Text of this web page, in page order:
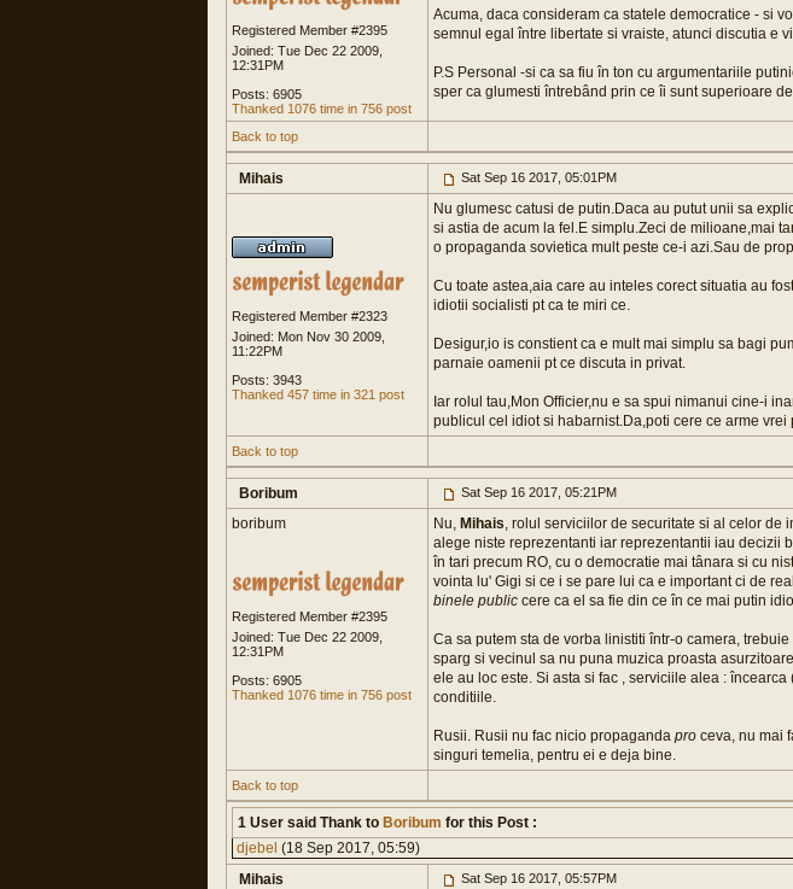
Registered Member #2395
Joined: Tue Dec 22 2009,
12:31PM
Posts: 6905
Thanked 1076 time in 756 post
Acuma, daca consideram ca statele democratice - si
semnul egal între libertate si vraiste, atunci discutia e
P.S Personal -si ca sa fiu în ton cu argumentariile
sper ca glumesti întrebând prin ce îi sunt superioare
Back to top
Mihais Sat Sep 16 2017, 05:01PM
Registered Member #2323
Joined: Mon Nov 30 2009,
11:22PM
Posts: 3943
Thanked 457 time in 321 post
Nu glumesc catusi de putin.Daca au putut unii sa
si astia de acum la fel.E simplu.Zeci de milioane,mai
o propaganda sovietica mult peste ce-i azi.Sau de
Cu toate astea,aia care au inteles corect situatia au
idiotii socialisti pt ca te miri ce.
Desigur,io is constient ca e mult mai simplu sa bagi
parnaie oamenii pt ce discuta in privat.
Iar rolul tau,Mon Officier,nu e sa spui nimanui cine-i
publicul cel idiot si habarnist.Da,poti cere ce arme
Back to top
Boribum Sat Sep 16 2017, 05:21PM
boribum
Registered Member #2395
Joined: Tue Dec 22 2009,
12:31PM
Posts: 6905
Thanked 1076 time in 756 post
Nu, Mihais, rolul serviciilor de securitate si al celor de
alege niste reprezentanti iar reprezentantii iau decizii
în tari precum RO, cu o democratie mai tânara si cu
vointa lu' Gigi si ce i se pare lui ca e important ci de
binele public cere ca el sa fie din ce în ce mai putin
Ca sa putem sta de vorba linistiti într-o camera,
sparg si vecinul sa nu puna muzica proasta
ele au loc este. Si asta si fac , serviciile alea :
conditiile.
Rusii. Rusii nu fac nicio propaganda pro ceva, nu mai
singuri temelia, pentru ei e deja bine.
Back to top
1 User said Thank to Boribum for this Post :
djebel (18 Sep 2017, 05:59)
Mihais
Sat Sep 16 2017, 05:57PM